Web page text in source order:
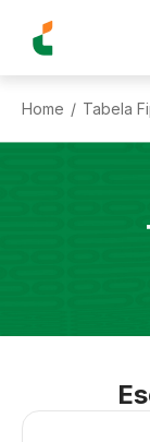
Home / Tabela